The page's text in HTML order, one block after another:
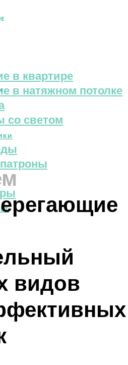
в квартире
в натяжном потолке
со светом
видов